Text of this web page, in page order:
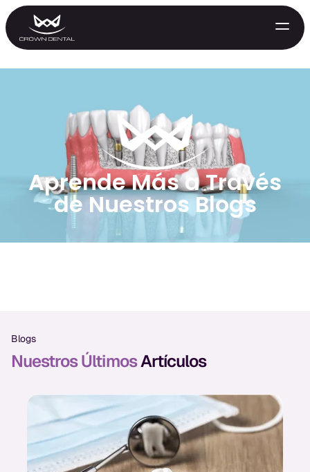
GENERAL
Tratamiento de Emergencia
Tratamiento Periodontal
Tratamiento de Conducto
Protectores Bucales Deportivos
Aprende Más a Través
de Nuestros Blogs
Blogs
Nuestros ÚltimosArtículos